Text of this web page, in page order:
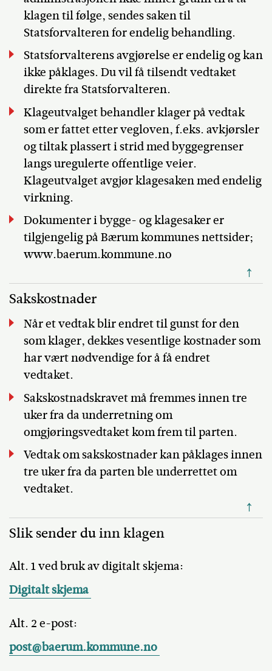
klagen til følge, sendes saken til
Statsforvalteren for endelig behandling.
Statsforvalterens avgjørelse er endelig og kan
ikke påklages. Du vil få tilsendt vedtaket
direkte fra Statsforvalteren.
Klageutvalget behandler klager på vedtak
som er fattet etter vegloven, f.eks. avkjørsler
og tiltak plassert i strid med byggegrenser
langs uregulerte offentlige veier.
Klageutvalget avgjør klagesaken med endelig
virkning.
Dokumenter i bygge- og klagesaker er
tilgjengelig på Bærum kommunes nettsider;
www.baerum.kommune.no
↑
Sakskostnader
Når et vedtak blir endret til gunst for den
som klager, dekkes vesentlige kostnader som
har vært nødvendige for å få endret
vedtaket.
Sakskostnadskravet må fremmes innen tre
uker fra da underretning om
omgjøringsvedtaket kom frem til parten.
Vedtak om sakskostnader kan påklages innen
tre uker fra da parten ble underrettet om
vedtaket.
↑
Slik sender du inn klagen
Alt. 1 ved bruk av digitalt skjema:
Digitalt skjema
Alt. 2 e-post:
post@baerum.kommune.no